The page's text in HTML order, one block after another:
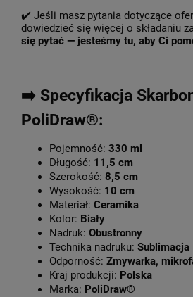
✔️ Jeśli masz pytania dotyczące
dowiedzieć się więcej o składaniu
się pytać — jesteśmy tu, aby Ci
➡️ Specyfikacja
PoliDraw®:
Pojemność: 330 ml
Długość: 11,5 cm
Szerokość: 8,5 cm
Wysokość: 10 cm
Materiał: Ceramika
Kolor: Biały
Nadruk: Obustronny
Technika nadruku: Sublimacja
Odporność: Zmywarka,
Kraj produkcji: Polska
Marka: PoliDraw®